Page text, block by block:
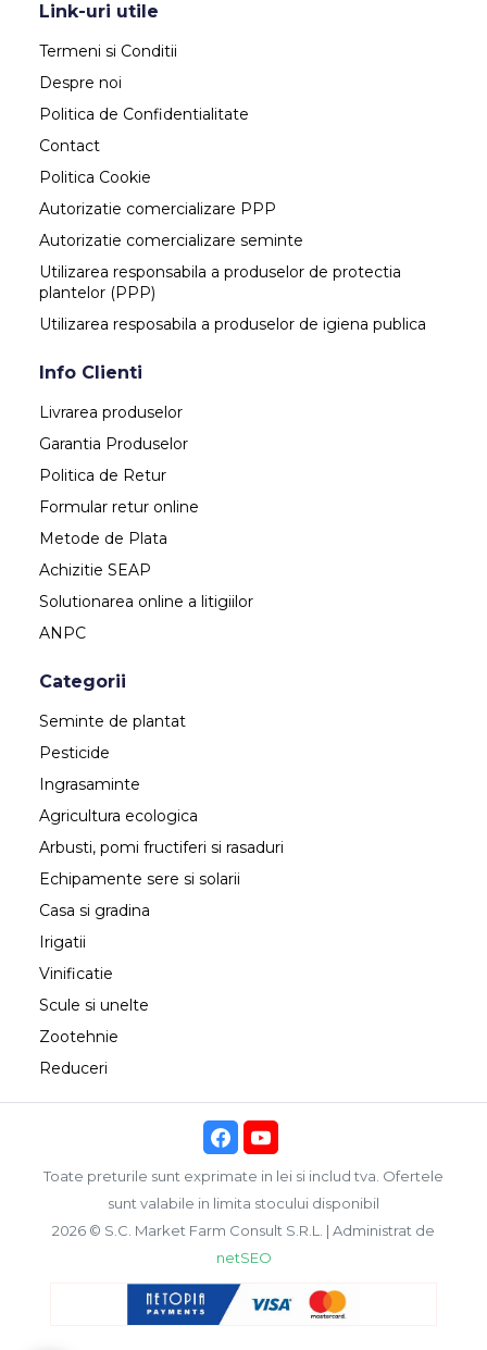
Link-uri utile
Termeni si Conditii
Despre noi
Politica de Confidentialitate
Contact
Politica Cookie
Autorizatie comercializare PPP
Autorizatie comercializare seminte
Utilizarea responsabila a produselor de protectia
plantelor (PPP)
Utilizarea resposabila a produselor de igiena publica
Info Clienti
Livrarea produselor
Garantia Produselor
Politica de Retur
Formular retur online
Metode de Plata
Achizitie SEAP
Solutionarea online a litigiilor
ANPC
Categorii
Seminte de plantat
Pesticide
Ingrasaminte
Agricultura ecologica
Arbusti, pomi fructiferi si rasaduri
Echipamente sere si solarii
Casa si gradina
Irigatii
Vinificatie
Scule si unelte
Zootehnie
Reduceri
Toate preturile sunt exprimate in lei si includ tva. Ofertele
sunt valabile in limita stocului disponibil
2026 © S.C. Market Farm Consult S.R.L. | Administrat de
netSEO